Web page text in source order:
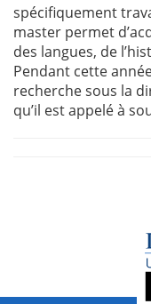
spécifiquement
master permet
des langues, de
Pendant cette
recherche sous la
qu’il est appelé à